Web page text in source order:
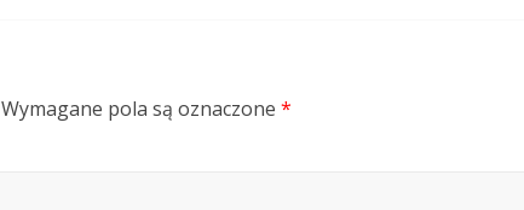
Wymagane pola są oznaczone *